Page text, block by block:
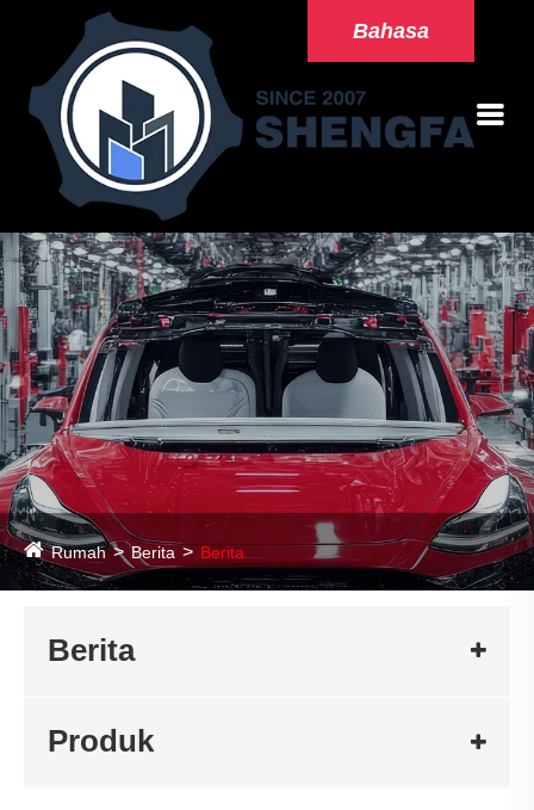
Bahasa
Rumah Berita Berita
Berita
Produk